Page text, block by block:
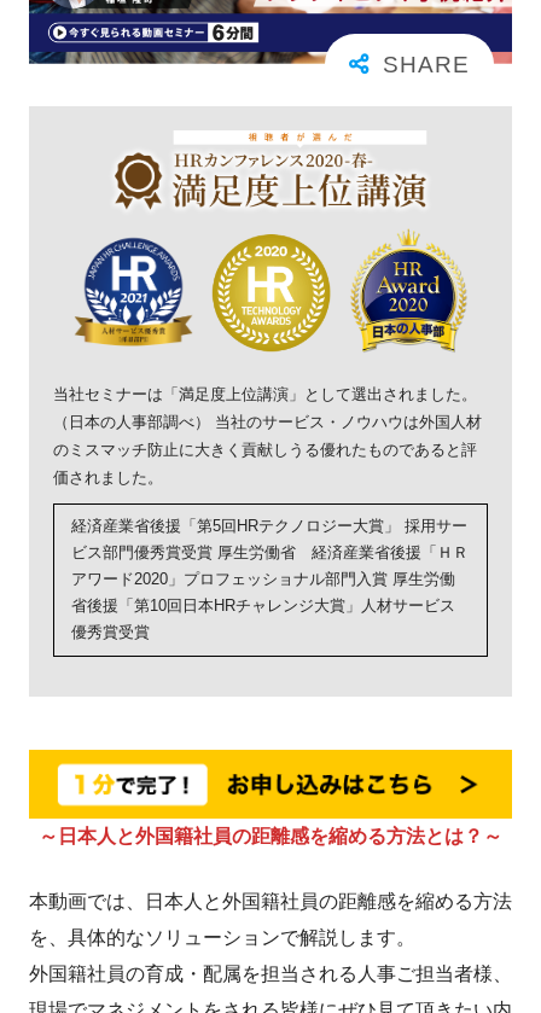
当社セミナーは「満足度上位講演」として選出されました。
（日本の人事部調べ） 当社のサービス・ノウハウは外国人材
のミスマッチ防止に大きく貢献しうる優れたものであると評
価されました。
経済産業省後援「第5回HRテクノロジー大賞」 採用サー
ビス部門優秀賞受賞 厚生労働省 経済産業省後援「ＨＲ
アワード2020」プロフェッショナル部門入賞 厚生労働
省後援「第10回日本HRチャレンジ大賞」人材サービス
優秀賞受賞
～日本人と外国籍社員の距離感を縮める方法とは？～
本動画では、日本人と外国籍社員の距離感を縮める方法
を、具体的なソリューションで解説します。
外国籍社員の育成・配属を担当される人事ご担当者様、